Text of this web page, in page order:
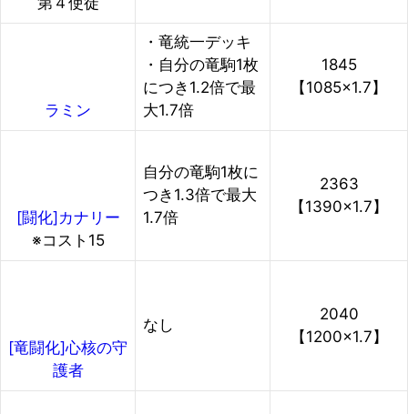
ラミン
・竜統一デッキ
・自分の竜駒1枚
につき1.2倍で最
大1.7倍
1845
【1085×1.7】
[闘化]カナリー
※コスト15
自分の竜駒1枚に
つき1.3倍で最大
1.7倍
2363
【1390×1.7】
[竜闘化]心核の守
護者
なし
2040
【1200×1.7】